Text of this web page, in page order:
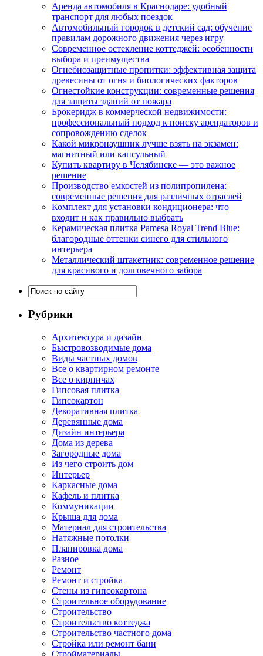
Аренда автомобиля в Краснодаре: удобный
транспорт для любых поездок
Автомобильный городок в детский сад: обучение
правилам дорожного движения через игру
Современное остекление коттеджей: особенности
выбора и преимущества
Огнебиозащитные пропитки: эффективная защита
древесины от огня и биологических факторов
Огнестойкие конструкции: современные решения
для защиты зданий от пожара
Брокеридж в коммерческой недвижимости:
профессиональный подход к поиску арендаторов и
сопровождению сделок
Какой микронаушник лучше взять на экзамен:
магнитный или капсульный
Купить квартиру в Челябинске — это важное
решение
Производство емкостей из полипропилена:
современные решения для различных отраслей
Комплект для установки кондиционера: что
входит и как правильно выбрать
Керамическая плитка Pamesa Royal Trend Blue:
благородные оттенки синего для стильного
интерьера
Металлический штакетник: современное решение
для красивого и долговечного забора
Рубрики
Архитектура и дизайн
Быстровозводимые дома
Виды частных домов
Все о квартирном ремонте
Все о кирпичах
Гипсовая плитка
Гипсокартон
Декоративная плитка
Деревянные дома
Дизайн интерьера
Дома из дерева
Загородные дома
Из чего строить дом
Интерьер
Каркасные дома
Кафель и плитка
Коммуникации
Крыша для дома
Материал для строительства
Натяжные потолки
Планировка дома
Разное
Ремонт
Ремонт и стройка
Стены из гипсокартона
Строительное оборудование
Строительство
Строительство коттеджа
Строительство частного дома
Стройка или ремонт бани